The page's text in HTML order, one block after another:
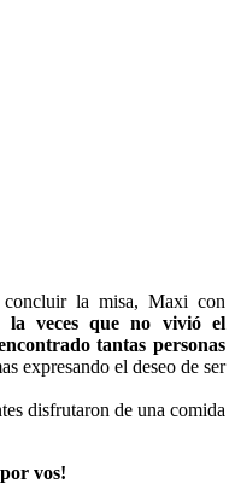
la misa, Maxi con
veces que no vivió el
tantas personas
expresando el deseo de ser
disfrutaron de una comida
vos!